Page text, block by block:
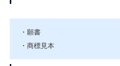
・願書
・商標見本